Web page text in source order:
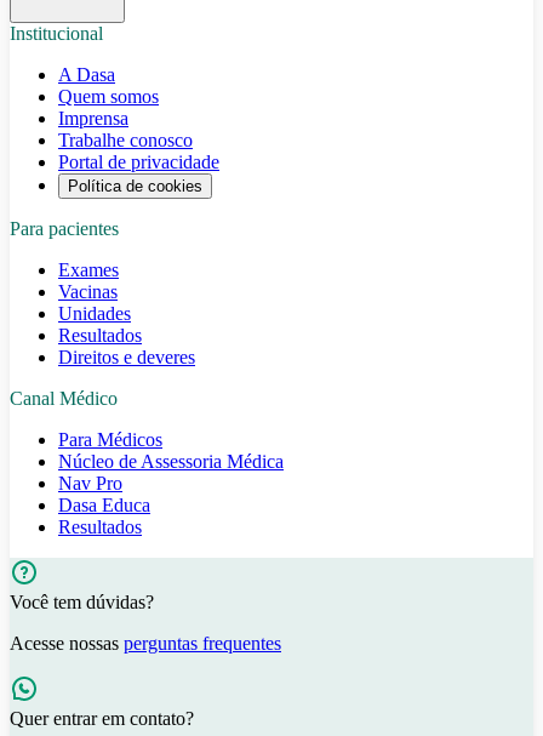
Institucional
A Dasa
Quem somos
Imprensa
Trabalhe conosco
Portal de privacidade
Política de cookies
Para pacientes
Exames
Vacinas
Unidades
Resultados
Direitos e deveres
Canal Médico
Para Médicos
Núcleo de Assessoria Médica
Nav Pro
Dasa Educa
Resultados
Você tem dúvidas?
Acesse nossas perguntas frequentes
Quer entrar em contato?